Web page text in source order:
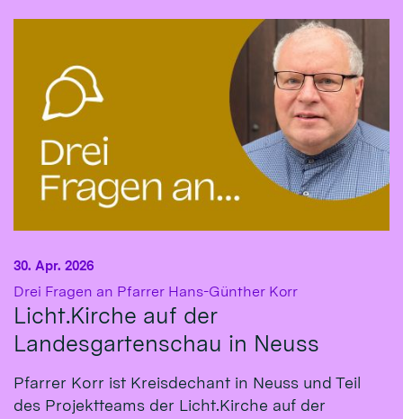
Drei Fragen an Pfarrer Hans-Günther Korr:
Licht.Kirche auf der
Landesgartenschau in Neuss
30. Apr. 2026
Pfarrer Korr ist Kreisdechant in Neuss und Teil
des Projektteams der Licht.Kirche auf der